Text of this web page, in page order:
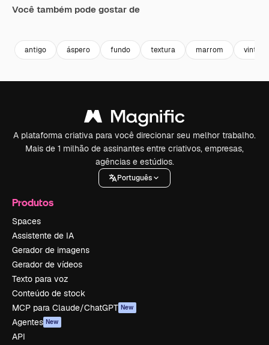
Você também pode gostar de
antigo áspero fundo textura marrom vintage
A plataforma criativa para você direcionar seu melhor trabalho.
Mais de 1 milhão de assinantes entre criativos, empresas,
agências e estúdios.
Português
Produtos
Spaces
Assistente de IA
Gerador de imagens
Gerador de vídeos
Texto para voz
Conteúdo de stock
MCP para Claude/ChatGPT New
Agentes New
API